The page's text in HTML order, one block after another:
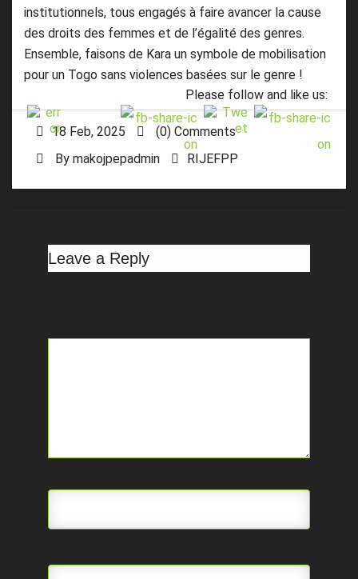
institutionnels, tous engagés à faire avancer la cause
des droits des femmes et de l’égalité des genres.
Ensemble, faisons de Kara un symbole de mobilisation
pour un Togo sans violences basées sur le genre !
Please follow and like us:
18 Feb, 2025
(0) Comments
By makojpepadmin RIJEFPP
Leave a Reply